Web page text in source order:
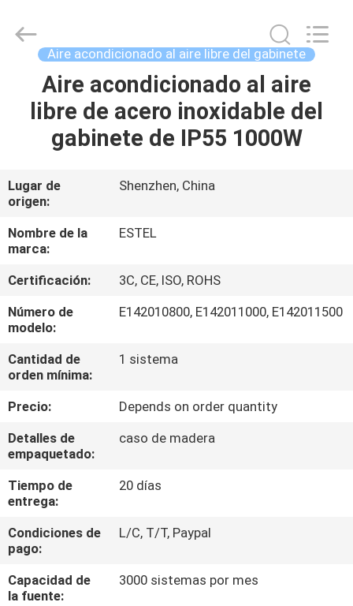
HOGAR
PRODUCTOS
SOBRE
NOSOTROS
VIAJE
DE
LA
DE
CALIDAD
ÉNTRENOS
EN
CONTACTO
CON
ELECTRONIC
SCIENCE
TECHNOLOGYAire acondicionado al aire libre del gabinete
Aire acondicionado al aire
libre de acero inoxidable del
gabinete de IP55 1000W
Lugar de
origen:
Shenzhen, China
Nombre de la
marca:
ESTEL
Certificación:
3C, CE, ISO, ROHS
Número de
modelo:
E142010800, E142011000, E142011500
Cantidad de
orden mínima:
1 sistema
Precio:
Depends on order quantity
Detalles de
empaquetado:
caso de madera
Tiempo de
entrega:
20 días
Condiciones de
pago:
L/C, T/T, Paypal
Capacidad de
la fuente:
3000 sistemas por mes